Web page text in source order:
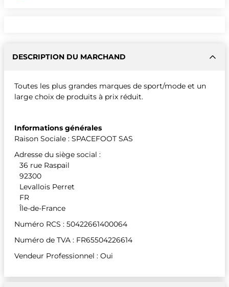
DESCRIPTION DU MARCHAND
Toutes les plus grandes marques de sport/mode et un
large choix de produits à prix réduit.
Informations générales
Raison Sociale : SPACEFOOT SAS
Adresse du siège social :
36 rue Raspail
92300
Levallois Perret
FR
Île-de-France
Numéro RCS : 50422661400064
Numéro de TVA : FR65504226614
Vendeur Professionnel : Oui